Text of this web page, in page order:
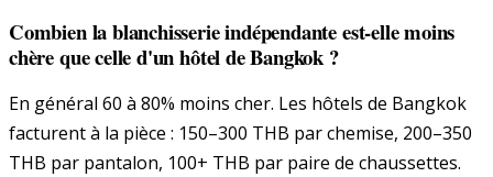
Combien la blanchisserie indépendante est-elle moins
chère que celle d'un hôtel de Bangkok ?
En général 60 à 80% moins cher. Les hôtels de Bangkok
facturent à la pièce : 150–300 THB par chemise, 200–350
THB par pantalon, 100+ THB par paire de chaussettes.